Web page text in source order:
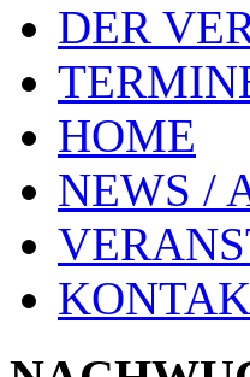
DER
HOME
NEWS /